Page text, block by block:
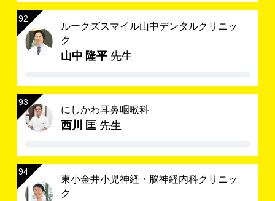
ルークズスマイル山中デンタルクリニッ
ク
山中 隆平 先生
にしかわ耳鼻咽喉科
西川 匡 先生
東小金井小児神経・脳神経内科クリニッ
ク